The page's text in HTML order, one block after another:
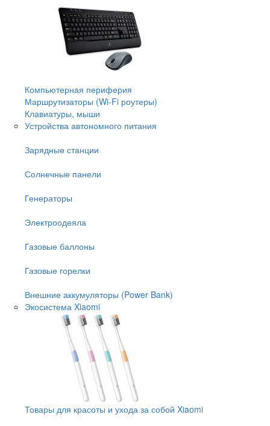
Компьютерная периферия
Маршрутизаторы (Wi-Fi роутеры)
Клавиатуры, мыши
Устройства автономного питания
Зарядные станции
Солнечные панели
Генераторы
Электроодеяла
Газовые баллоны
Газовые горелки
Внешние аккумуляторы (Power Bank)
Экосистема Xiaomi
Товары для красоты и ухода за собой Xiaomi